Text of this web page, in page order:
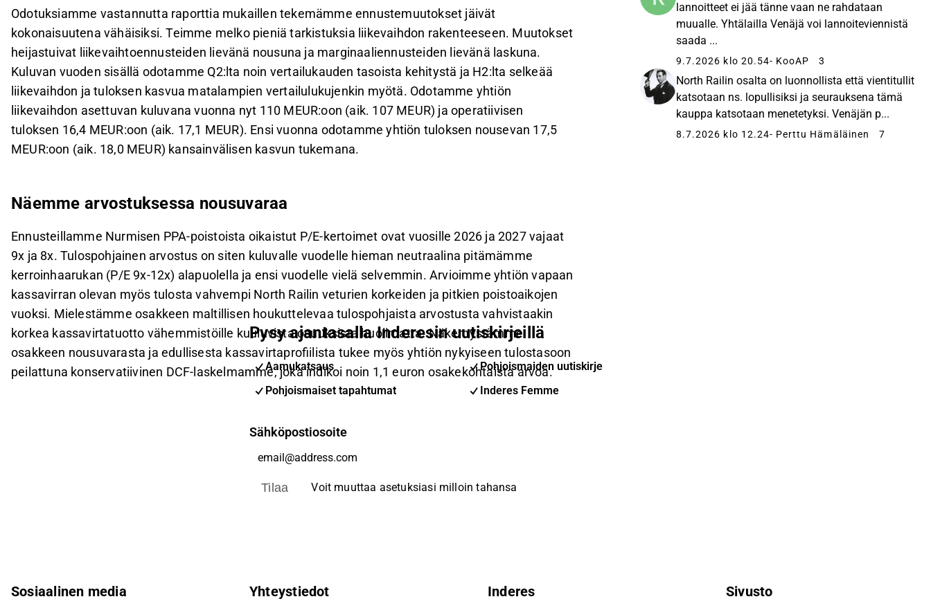
Odotuksiamme vastannutta raporttia mukaillen tekemämme ennustemuutokset jäivät
kokonaisuutena vähäisiksi. Teimme melko pieniä tarkistuksia liikevaihdon rakenteeseen. Muutokset
heijastuivat liikevaihtoennusteiden lievänä nousuna ja marginaaliennusteiden lievänä laskuna.
Kuluvan vuoden sisällä odotamme Q2:lta noin vertailukauden tasoista kehitystä ja H2:lta selkeää
liikevaihdon ja tuloksen kasvua matalampien vertailulukujenkin myötä. Odotamme yhtiön
liikevaihdon asettuvan kuluvana vuonna nyt 110 MEUR:oon (aik. 107 MEUR) ja operatiivisen
tuloksen 16,4 MEUR:oon (aik. 17,1 MEUR). Ensi vuonna odotamme yhtiön tuloksen nousevan 17,5
MEUR:oon (aik. 18,0 MEUR) kansainvälisen kasvun tukemana.
Näemme arvostuksessa nousuvaraa
Ennusteillamme Nurmisen PPA-poistoista oikaistut P/E-kertoimet ovat vuosille 2026 ja 2027 vajaat
9x ja 8x. Tulospohjainen arvostus on siten kuluvalle vuodelle hieman neutraalina pitämämme
kerroinhaarukan (P/E 9x-12x) alapuolella ja ensi vuodelle vielä selvemmin. Arvioimme yhtiön vapaan
kassavirran olevan myös tulosta vahvempi North Railin veturien korkeiden ja pitkien poistoaikojen
vuoksi. Mielestämme osakkeen maltillisen houkuttelevaa tulospohjaista arvostusta vahvistaakin
korkea kassavirtatuotto vähemmistöille kuuluvista osuuksista huolimatta. Näkemystämme
osakkeen nousuvarasta ja edullisesta kassavirtaprofiilista tukee myös yhtiön nykyiseen tulostasoon
peilattuna konservatiivinen DCF-laskelmamme, joka indikoi noin 1,1 euron osakekohtaista arvoa.
lannoitteet ei jää tänne vaan ne rahdataan
muualle. Yhtälailla Venäjä voi lannoiteviennistä
saada ...
9.7.2026 klo 20.54- KooAP 3
North Railin osalta on luonnollista että vientitullit
katsotaan ns. lopullisiksi ja seurauksena tämä
kauppa katsotaan menetetyksi. Venäjän p...
8.7.2026 klo 12.24- Perttu Hämäläinen 7
Pysy ajantasalla Inderesin uutiskirjeillä
Aamukatsaus
Pohjoismaiden uutiskirje
Pohjoismaiset tapahtumat
Inderes Femme
Sähköpostiosoite
Tilaa Voit muuttaa asetuksiasi milloin tahansa
Sosiaalinen media Yhteystiedot Inderes Sivusto